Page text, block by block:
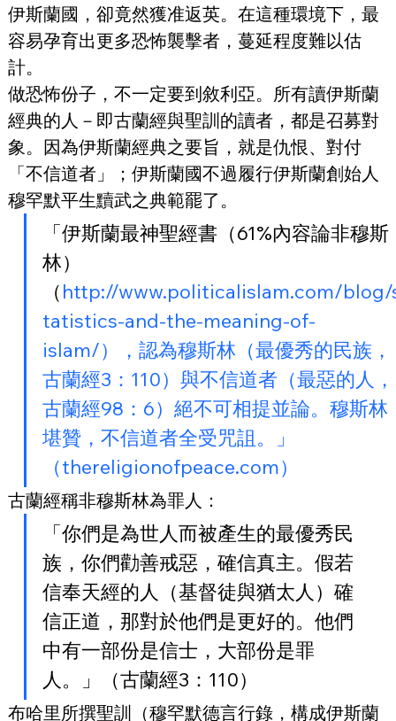
伊斯蘭國，卻竟然獲准返英。在這種環境下，最
容易孕育出更多恐怖襲擊者，蔓延程度難以估
計。
做恐怖份子，不一定要到敘利亞。所有讀伊斯蘭
經典的人－即古蘭經與聖訓的讀者，都是召募對
象。因為伊斯蘭經典之要旨，就是仇恨、對付
「不信道者」；伊斯蘭國不過履行伊斯蘭創始人
穆罕默平生黷武之典範罷了。
「伊斯蘭最神聖經書（61%內容論非穆斯
林）
（http://www.politicalislam.com/blog/
tatistics-and-the-meaning-of-
islam/），認為穆斯林（最優秀的民族，
古蘭經3：110）與不信道者（最惡的人，
古蘭經98：6）絕不可相提並論。穆斯林
堪贊，不信道者全受咒詛。」
（thereligionofpeace.com）
古蘭經稱非穆斯林為罪人：
「你們是為世人而被產生的最優秀民
族，你們勸善戒惡，確信真主。假若
信奉天經的人（基督徒與猶太人）確
信正道，那對於他們是更好的。他們
中有一部份是信士，大部份是罪
人。」（古蘭經3：110）
布哈里所撰聖訓（穆罕默德言行錄，構成伊斯蘭